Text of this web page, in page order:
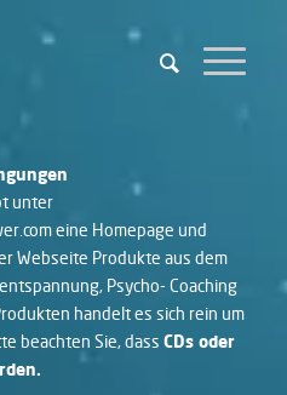
unter
eine Homepage und
Webseite Produkte aus dem
Psycho- Coaching
handelt es sich rein um
beachten Sie, dass CDs oder